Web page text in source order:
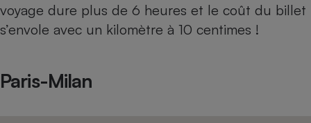
voyage dure plus de 6 heures et le coût du billet
s’envole avec un kilomètre à 10 centimes !
Paris-Milan